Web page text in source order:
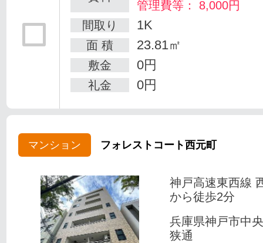
管理費等： 8,000円
間取り
1K
面 積 23.81㎡
敷金 0円
礼金 0円
マンション フォレストコート西元町
神戸高速東西線
から徒歩2分
兵庫県神戸市中
狭通